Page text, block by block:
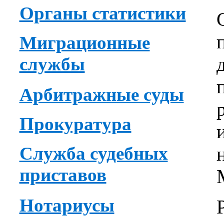
Органы статистики
Миграционные
службы
Арбитражные суды
Прокуратура
Служба судебных
приставов
Нотариусы